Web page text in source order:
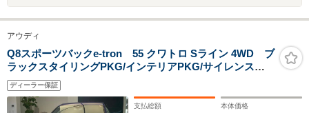
アウディ
Q8スポーツバックe-tron 55 クワトロ Sライン 4WD ブ
ラックスタイリングPKG/インテリアPKG/サイレンス
PKG アルミホイール10スポークローターデザイン
9.5J×21/TVチューナー/ステアリングホイール3スポークレ
ザーマルチファンクションパドルシフト
ディーラー保証
支払総額 本体価格